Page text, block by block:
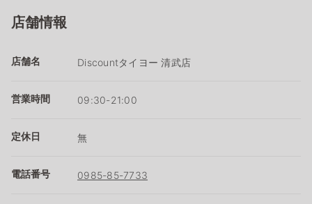
店舗情報
店舗名 Discountタイヨー 清武店
営業時間 09:30-21:00
定休日 無
電話番号 0985-85-7733